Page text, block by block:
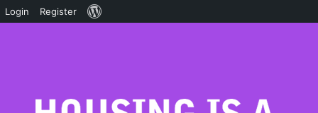
Login Register